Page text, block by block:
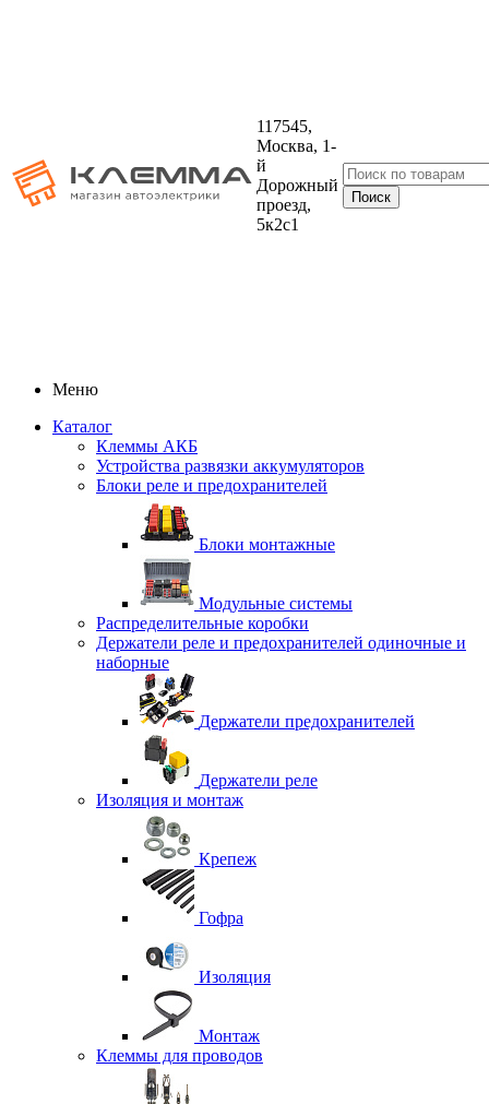
117545,
Москва, 1-
й
Дорожный
проезд,
5к2с1
Меню
Каталог
Клеммы АКБ
Устройства развязки аккумуляторов
Блоки реле и предохранителей
Блоки монтажные
Модульные системы
Распределительные коробки
Держатели реле и предохранителей одиночные и
наборные
Держатели предохранителей
Держатели реле
Изоляция и монтаж
Крепеж
Гофра
Изоляция
Монтаж
Клеммы для проводов